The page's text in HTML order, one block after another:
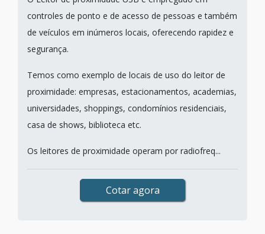
controles de ponto e de acesso de pessoas e também
de veículos em inúmeros locais, oferecendo rapidez e
segurança.
Temos como exemplo de locais de uso do leitor de
proximidade: empresas, estacionamentos, academias,
universidades, shoppings, condomínios residenciais,
casa de shows, biblioteca etc.
Os leitores de proximidade operam por radiofreq...
Cotar agora